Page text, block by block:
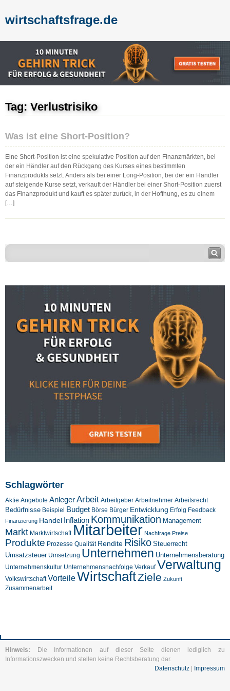
wirtschaftsfrage.de
Tag: Verlustrisiko
Was ist eine Short-Position?
Eine Short-Position ist eine spekulative Position auf den Finanzmärkten, bei
der ein Händler auf den Rückgang des Kurses eines bestimmten
Finanzprodukts setzt. Anders als bei einer Long-Position, bei der ein Händler
auf steigende Kurse setzt, verkauft der Händler bei einer Short-Position zuerst
das Finanzprodukt und kauft es später zurück, in der Hoffnung, es zu einem
[…]
Schlagwörter
Aktie Angebote AnlegerArbeit Arbeitgeber Arbeitnehmer Arbeitsrecht
Bedürfnisse Beispiel Budget Börse Bürger Entwicklung Erfolg Feedback
Finanzierung Handel Inflation Kommunikation Management
Markt Marktwirtschaft Mitarbeiter Nachfrage Preise
Produkte Prozesse Qualität Rendite Risiko Steuerrecht
Umsatzsteuer Umsetzung Unternehmen Unternehmensberatung
Unternehmenskultur Unternehmensnachfolge Verkauf Verwaltung
Volkswirtschaft VorteileWirtschaftZiele Zukunft
Zusammenarbeit
Hinweis: Die Informationen auf dieser Seite dienen lediglich zu
Informationszwecken und stellen keine Rechtsberatung dar.
Datenschutz
Impressum